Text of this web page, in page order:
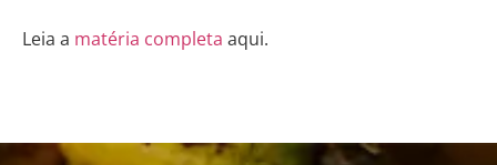
Leia a matéria completa aqui.